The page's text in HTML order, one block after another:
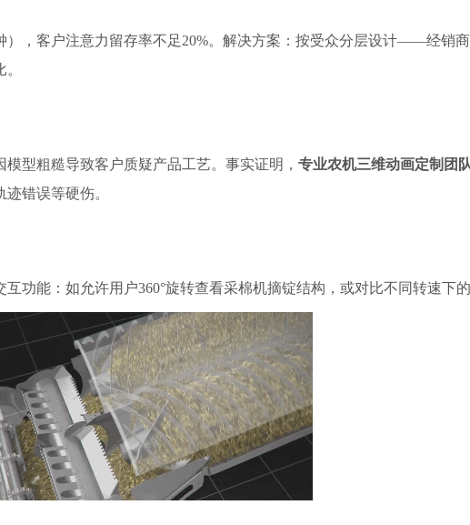
），客户注意力留存率不足20%。解决方案：按受众分层设计——经销
型粗糙导致客户质疑产品工艺。事实证明， 专业农机三维动画定制团
错误等硬伤。
功能：如允许用户360°旋转查看采棉机摘锭结构，或对比不同转速下的